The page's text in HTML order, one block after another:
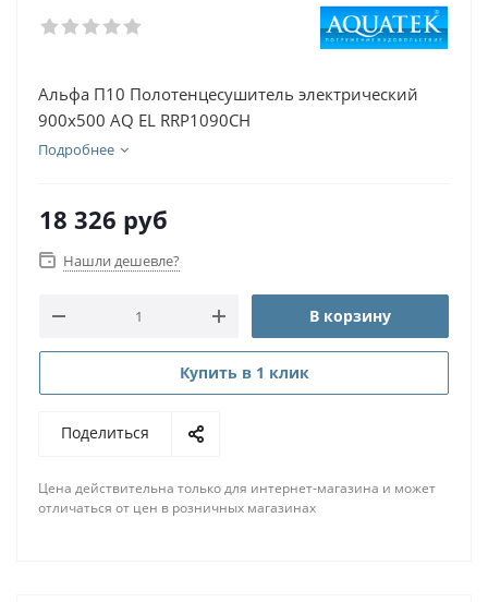
Альфа П10 Полотенцесушитель электрический
900х500 AQ EL RRP1090CH
Подробнее
18 326 руб
Нашли дешевле?
В корзину
Купить в 1 клик
Поделиться
Цена действительна только для интернет-магазина и может
отличаться от цен в розничных магазинах